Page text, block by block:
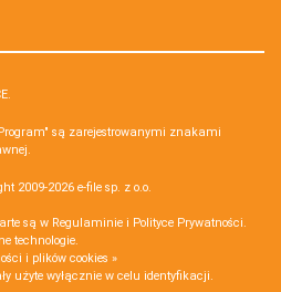
są zarejestrowanymi znakami
2009-2026 e-file sp. z o.o.
są w Regulaminie i Polityce Prywatności.
technologie.
i plików cookies »
użyte wyłącznie w celu identyfikacji.